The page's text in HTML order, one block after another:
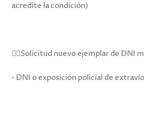
acredite la condición)
👉🏻Solicitud nuevo ejemplar de DNI
• DNI o exposición policial de extravío